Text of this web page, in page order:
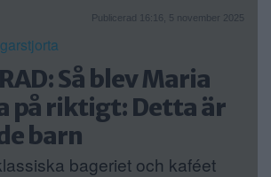
Publicerad 16:16, 5 november 2025
Så blev Maria
på riktigt: Detta är
barn
bageriet och kaféet